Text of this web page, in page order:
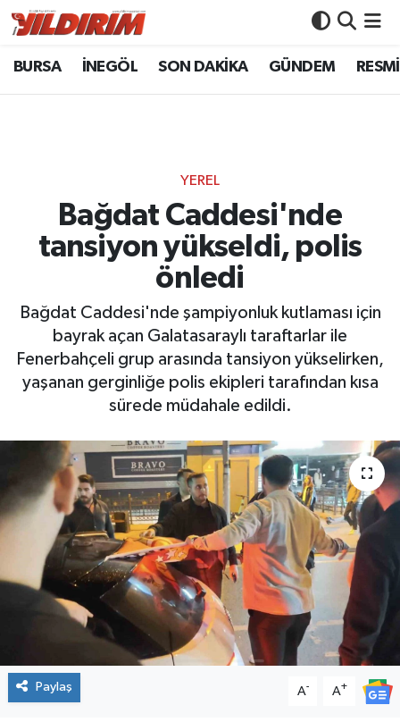
BURSA İNEGÖL SON DAKİKA GÜNDEM
YEREL
Bağdat Caddesi'nde
tansiyon yükseldi, polis
önledi
Bağdat Caddesi'nde şampiyonluk kutlaması için
bayrak açan Galatasaraylı taraftarlar ile
Fenerbahçeli grup arasında tansiyon yükselirken,
yaşanan gerginliğe polis ekipleri tarafından kısa
sürede müdahale edildi.
Paylaş A- A+
BURSA
GÜNDEM
RESMİ İLANLAR
SİYASET
YAŞAM
Bursa Nöbetçi Eczaneler
Bursa Trafik Yoğunluk Haritası
Süper Lig Puan Durumu ve Fikstür
Son Dakika Haberleri
Haber Arşivi